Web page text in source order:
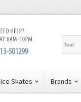
Tout
Ice Skates Brands